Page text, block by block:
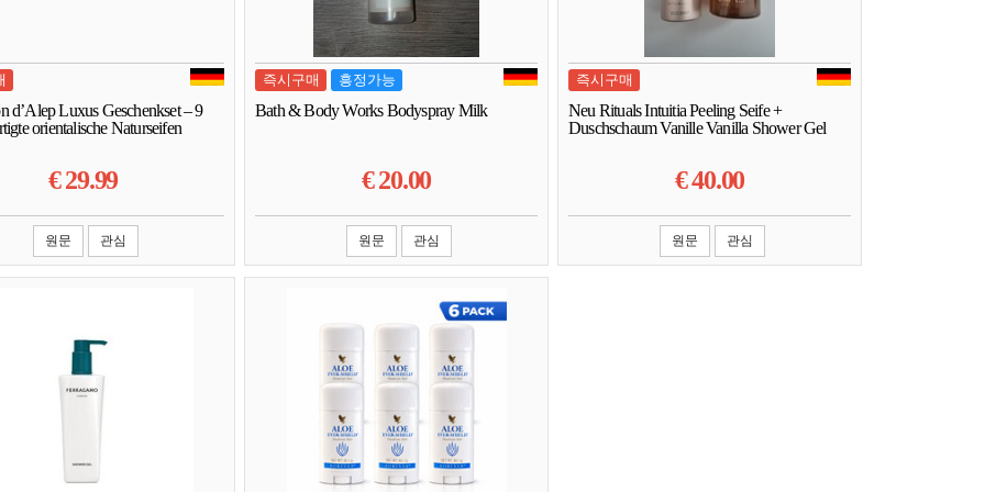
d’Alep Luxus Geschenkset – 9
orientalische Naturseifen
€29.99
원문 관심
즉시구매 흥정가능
Bath & Body Works Bodyspray Milk
€20.00
원문 관심
즉시구매
Neu Rituals Intuitia Peeling Seife +
Duschschaum Vanille Vanilla Shower Gel
€40.00
원문 관심